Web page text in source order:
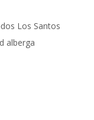
Los Santos
alberga